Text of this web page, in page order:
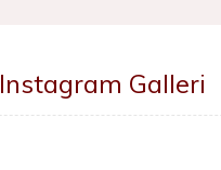
Instagram Galleri